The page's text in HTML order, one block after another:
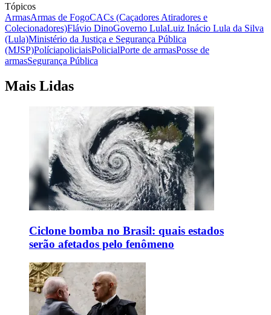
Tópicos
ArmasArmas de FogoCACs (Caçadores Atiradores e
Colecionadores)Flávio DinoGoverno LulaLuiz Inácio Lula da Silva
(Lula)Ministério da Justiça e Segurança Pública
(MJSP)PolíciapoliciaisPolicialPorte de armasPosse de
armasSegurança Pública
Mais Lidas
Ciclone bomba no Brasil: quais estados
serão afetados pelo fenômeno